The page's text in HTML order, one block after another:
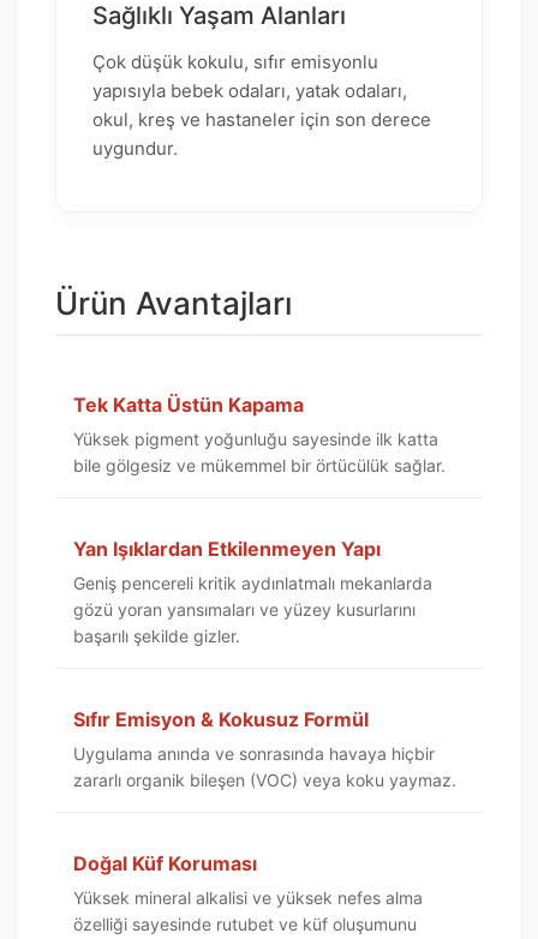
Sağlıklı Yaşam Alanları
Çok düşük kokulu, sıfır emisyonlu
yapısıyla bebek odaları, yatak odaları,
okul, kreş ve hastaneler için son derece
uygundur.
Ürün Avantajları
Tek Katta Üstün Kapama
Yüksek pigment yoğunluğu sayesinde ilk katta
bile gölgesiz ve mükemmel bir örtücülük sağlar.
Yan Işıklardan Etkilenmeyen Yapı
Geniş pencereli kritik aydınlatmalı mekanlarda
gözü yoran yansımaları ve yüzey kusurlarını
başarılı şekilde gizler.
Sıfır Emisyon & Kokusuz Formül
Uygulama anında ve sonrasında havaya hiçbir
zararlı organik bileşen (VOC) veya koku yaymaz.
Doğal Küf Koruması
Yüksek mineral alkalisi ve yüksek nefes alma
özelliği sayesinde rutubet ve küf oluşumunu